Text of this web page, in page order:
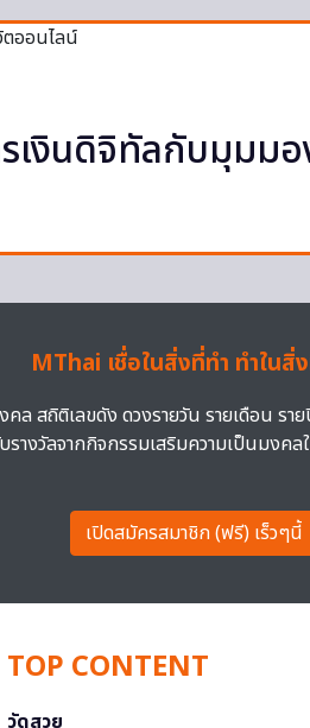
รเงินดิจิทัลกับมุมม
MThai เชื่อในสิ่งที่ทำ ทำในสิ่
คล สถิติเลขดัง ดวงรายวัน รายเดือน รา
รางวัลจากกิจกรรมเสริมความเป็นมงคล
เปิดสมัครสมาชิก (ฟรี) เร็วๆนี้
TOP CONTENT
วัดสวย